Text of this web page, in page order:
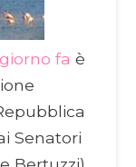
fa è
Senatori